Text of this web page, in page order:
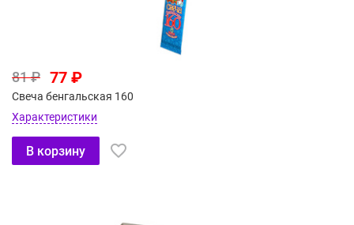
81 ₽ 77 ₽
Свеча бенгальская 160
Характеристики
В корзину